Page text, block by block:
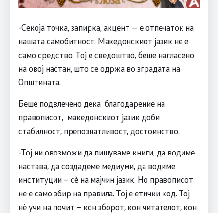
-Секоја точка, запирка, акцент — е отпечаток на
нашата самобитност. Македонскиот јазик не е
само средство. Тој е сведоштво, беше нагласено
на овој настан, што се одржа во зградата на
Општината.
Беше подвлечено дека благодарение на
правописот, македонскиот јазик доби
стабилност, препознатливост, достоинство.
-Тој ни овозможи да пишуваме книги, да водиме
настава, да создадеме медиуми, да водиме
институции – сè на мајчин јазик. Но правописот
не е само збир на правила. Тој е етички код. Тој
нè учи на почит – кон зборот, кон читателот, кон